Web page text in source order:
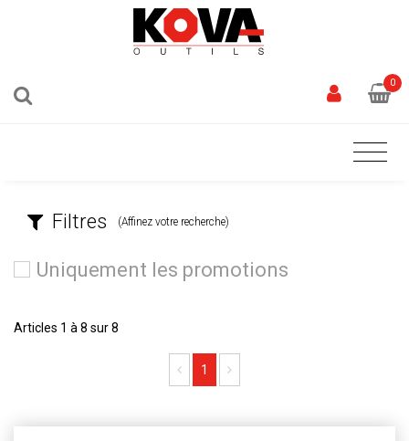
0
Filtres (Affinez votre recherche)
Uniquement les promotions
Articles 1 à 8 sur 8
Previous
1